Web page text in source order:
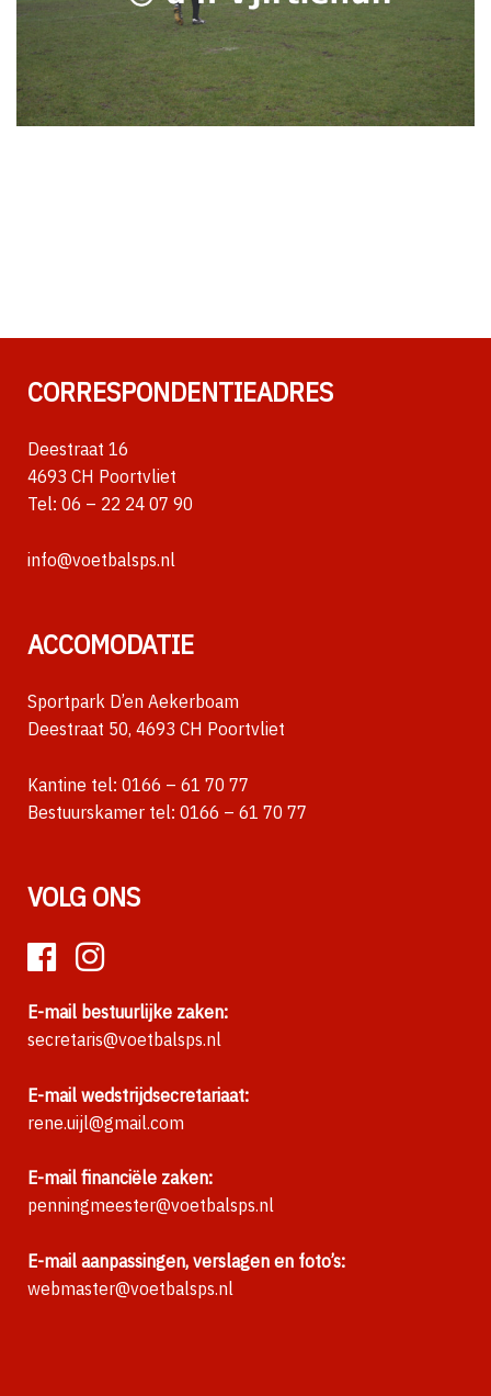
CORRESPONDENTIEADRES
Deestraat 16
4693 CH Poortvliet
Tel: 06 – 22 24 07 90
info@voetbalsps.nl
ACCOMODATIE
Sportpark D’en Aekerboam
Deestraat 50, 4693 CH Poortvliet
Kantine tel: 0166 – 61 70 77
Bestuurskamer tel: 0166 – 61 70 77
VOLG ONS
E-mail bestuurlijke zaken:
secretaris@voetbalsps.nl
E-mail wedstrijdsecretariaat:
rene.uijl@gmail.com
E-mail financiële zaken:
penningmeester@voetbalsps.nl
E-mail aanpassingen, verslagen en foto’s:
webmaster@voetbalsps.nl